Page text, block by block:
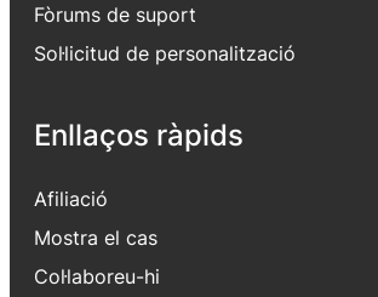
Fòrums de suport
Sol·licitud de personalització
Enllaços ràpids
Afiliació
Mostra el cas
Col·laboreu-hi